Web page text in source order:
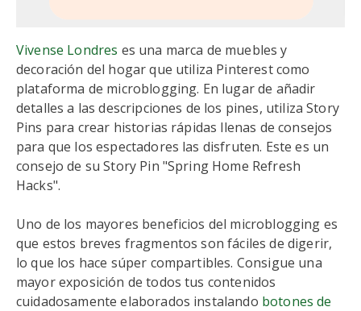
Vivense Londres es una marca de muebles y
decoración del hogar que utiliza Pinterest como
plataforma de microblogging. En lugar de añadir
detalles a las descripciones de los pines, utiliza Story
Pins para crear historias rápidas llenas de consejos
para que los espectadores las disfruten. Este es un
consejo de su Story Pin "Spring Home Refresh
Hacks".
Uno de los mayores beneficios del microblogging es
que estos breves fragmentos son fáciles de digerir,
lo que los hace súper compartibles. Consigue una
mayor exposición de todos tus contenidos
cuidadosamente elaborados instalando botones de